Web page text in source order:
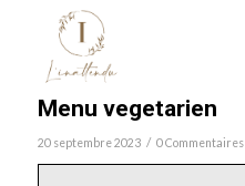
Menu vegetarien
20 septembre 2023 / 0 Commentaires